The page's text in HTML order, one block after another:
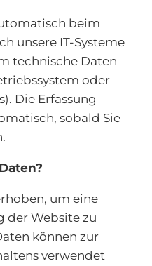
beim
unsere IT-Systeme
technische Daten
oder
Die Erfassung
sobald Sie
um eine
der Website zu
können zur
verwendet